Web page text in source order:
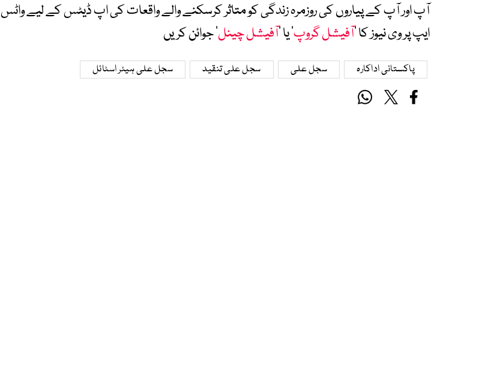
آپ اور آپ کے پیاروں کی روزمرہ زندگی کو متاثر کرسکنے والے واقعات کی اپ ڈیٹس کے لیے واٹس
ایپ پر وی نیوز کا ’آفیشل گروپ‘ یا ’آفیشل چینل‘ جوائن کریں
پاکستانی اداکارہ سجل علی سجل علی تنقید سجل علی ہیئر اسٹائل